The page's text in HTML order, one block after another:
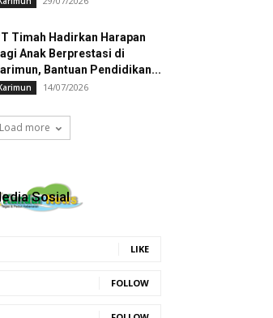
Timah Hadirkan Harapan
Anak Berprestasi di
Bantuan Pendidikan...
14/07/2026
Load more
Sosial
LIKE
FOLLOW